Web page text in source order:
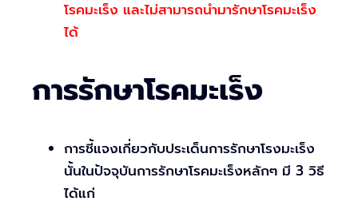
โรคมะเร็ง และไม่สามารถนำมารักษาโรคมะเร็ง
ได้
การรักษาโรคมะเร็ง
การชี้แจงเกี่ยวกับประเด็นการรักษาโรงมะเร็ง
นั้นในปัจจุบันการรักษาโรคมะเร็งหลักๆ มี 3 วิธี
ได้แก่